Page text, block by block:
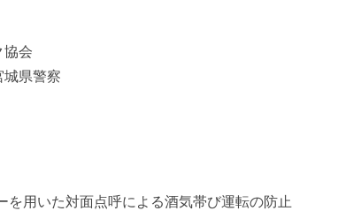
協会
城県警察
を用いた対面点呼による酒気帯び運転の防止